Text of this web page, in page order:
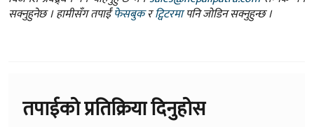
सक्नुहुनेछ । हामीसँग तपाईंफेसबुकरट्विटरमापनि जोडिन सक्नुहुन्छ ।
तपाईको प्रतिक्रिया दिनुहोस